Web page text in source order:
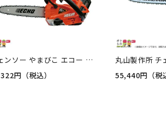
チェンソー やまびこ エコー 充電式 バッテリー 50V BCS510T/20SCH ECHO トップハンドル 先細スプロケットノーズバー 25AP 軽量 2.6kg バッテリー充電器付
円（税込）
55,440円（税